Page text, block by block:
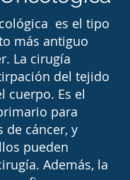
estructuras
esenciales.
la
del
consiste
biopsia
un
es el tipo
más antiguo
La cirugía
del tejido
cuerpo. Es el
para
de cáncer, y
pueden
Además, la